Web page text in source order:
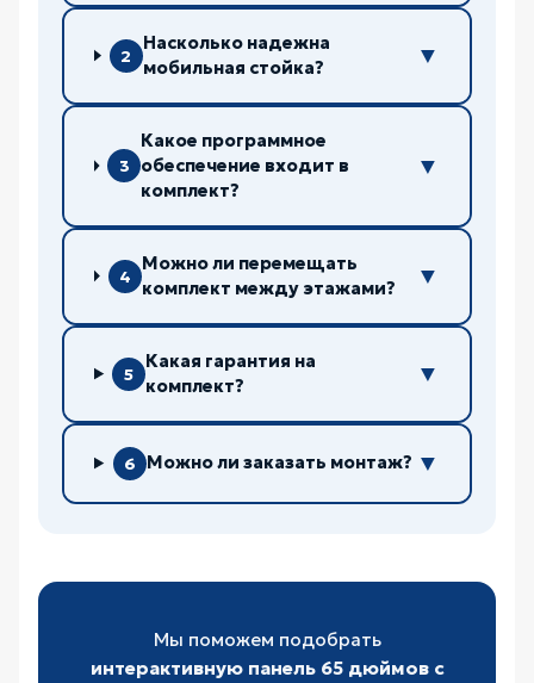
2
Насколько надежна
мобильная стойка?
▼
3
Какое программное
обеспечение входит в
комплект?
▼
4
Можно ли перемещать
комплект между этажами?
▼
5
Какая гарантия на
комплект?
▼
6 Можно ли заказать монтаж? ▼
Мы поможем подобрать
интерактивную панель 65 дюймов с